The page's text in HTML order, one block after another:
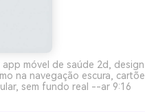
app móvel de saúde 2d,
na navegação escura,
sem fundo real --ar 9:16